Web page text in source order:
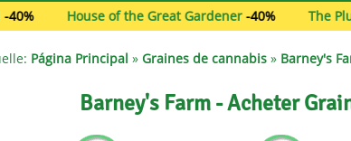
DNA Genetics
Dr. Underground Seeds
Dutch Passion
Kannabia
K.C. Brains
of the Great Gardener-40% The Plug Seedbank
Página Principal » Graines de cannabis » Barney's
Barney's Farm - Acheter